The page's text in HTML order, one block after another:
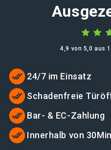
4,9 von 5,0 aus
24/7 im Einsatz
Schadenfreie
Bar- & EC-Zahlung
Innerhalb von